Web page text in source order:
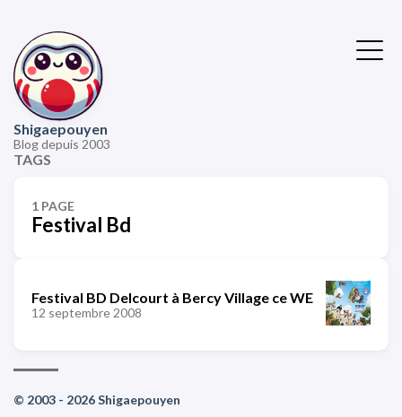
Shigaepouyen
Blog depuis 2003
TAGS
1 PAGE
Festival Bd
Festival BD Delcourt à Bercy Village ce WE
12 septembre 2008
© 2003 - 2026 Shigaepouyen